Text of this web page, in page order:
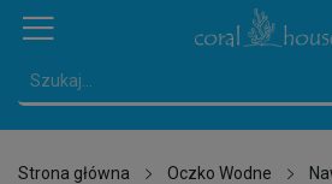
Strona główna Oczko Wodne